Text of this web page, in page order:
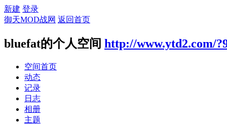
新建 登录
御天MOD战网 返回首页
bluefat的个人空间 http://www.ytd2.com/
空间首页
动态
记录
日志
相册
主题